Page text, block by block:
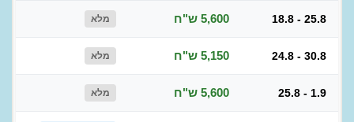
18.8 - 25.8 5,600 ש"ח מלא
24.8 - 30.8 5,150 ש"ח מלא
25.8 - 1.9 5,600 ש"ח מלא